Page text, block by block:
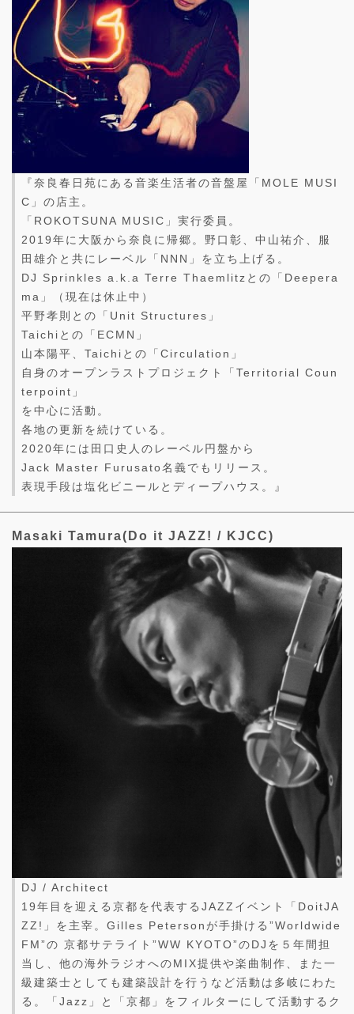
『奈良春日苑にある音楽生活者の音盤屋「MOLE MUSI
C」の店主。
「ROKOTSUNA MUSIC」実行委員。
2019年に大阪から奈良に帰郷。野口彰、中山祐介、服
田雄介と共にレーベル「NNN」を立ち上げる。
DJ Sprinkles a.k.a Terre Thaemlitzとの「Deepera
ma」（現在は休止中）
平野孝則との「Unit Structures」
Taichiとの「ECMN」
山本陽平、Taichiとの「Circulation」
自身のオープンラストプロジェクト「Territorial Coun
terpoint」
を中心に活動。
各地の更新を続けている。
2020年には田口史人のレーベル円盤から
Jack Master Furusato名義でもリリース。
表現手段は塩化ビニールとディープハウス。』
Masaki Tamura(Do it JAZZ! / KJCC)
DJ / Architect
19年目を迎える京都を代表するJAZZイベント「DoitJA
ZZ!」を主宰。Gilles Petersonが手掛ける”Worldwide
FM”の 京都サテライト”WW KYOTO”のDJを５年間担
当し、他の海外ラジオへのMIX提供や楽曲制作、また一
級建築士としても建築設計を行うなど活動は多岐にわた
る。「Jazz」と「京都」をフィルターにして活動するク